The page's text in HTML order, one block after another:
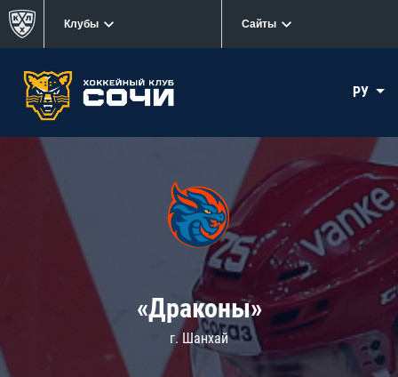
Клубы Сайты
РУ
«Драконы»
г. Шанхай